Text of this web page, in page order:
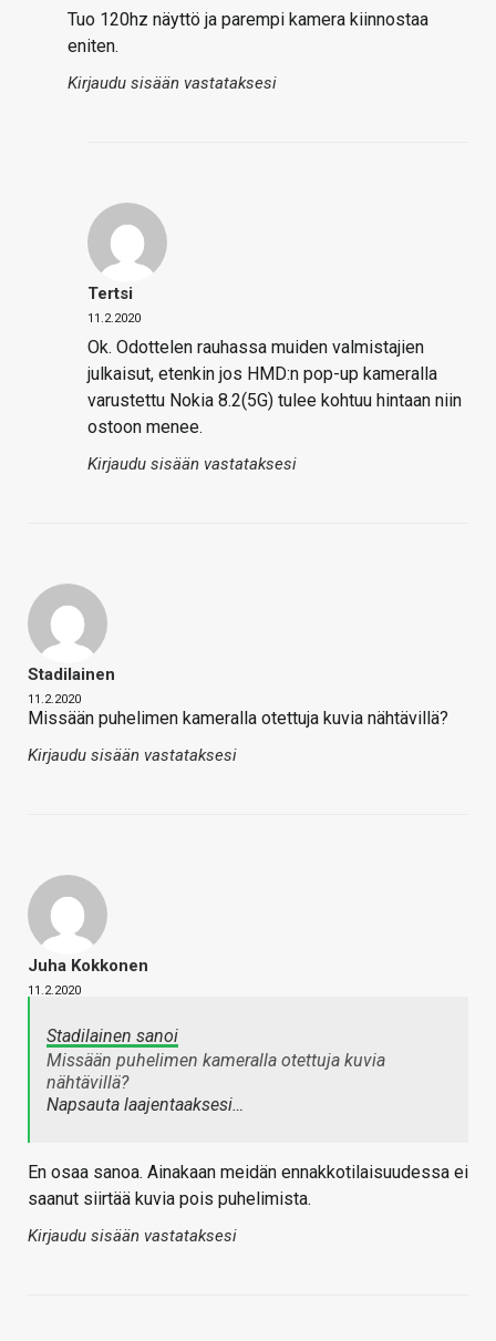
Tuo 120hz näyttö ja parempi kamera kiinnostaa
eniten.
Kirjaudu sisään vastataksesi
Tertsi
11.2.2020
Ok. Odottelen rauhassa muiden valmistajien
julkaisut, etenkin jos HMD:n pop-up kameralla
varustettu Nokia 8.2(5G) tulee kohtuu hintaan niin
ostoon menee.
Kirjaudu sisään vastataksesi
Stadilainen
11.2.2020
Missään puhelimen kameralla otettuja kuvia nähtävillä?
Kirjaudu sisään vastataksesi
Juha Kokkonen
11.2.2020
Stadilainen sanoi
Missään puhelimen kameralla otettuja kuvia
nähtävillä?
Napsauta laajentaaksesi…
En osaa sanoa. Ainakaan meidän ennakkotilaisuudessa ei
saanut siirtää kuvia pois puhelimista.
Kirjaudu sisään vastataksesi